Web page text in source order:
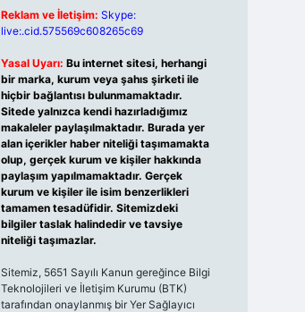
Reklam ve İletişim: Skype:
live:.cid.575569c608265c69
Yasal Uyarı: Bu internet sitesi, herhangi
bir marka, kurum veya şahıs şirketi ile
hiçbir bağlantısı bulunmamaktadır.
Sitede yalnızca kendi hazırladığımız
makaleler paylaşılmaktadır. Burada yer
alan içerikler haber niteliği taşımamakta
olup, gerçek kurum ve kişiler hakkında
paylaşım yapılmamaktadır. Gerçek
kurum ve kişiler ile isim benzerlikleri
tamamen tesadüfidir. Sitemizdeki
bilgiler taslak halindedir ve tavsiye
niteliği taşımazlar.
Sitemiz, 5651 Sayılı Kanun gereğince Bilgi
Teknolojileri ve İletişim Kurumu (BTK)
tarafından onaylanmış bir Yer Sağlayıcı